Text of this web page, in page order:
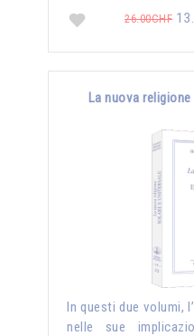
26.00CHF
La nuova
In questi due volumi,
nelle sue